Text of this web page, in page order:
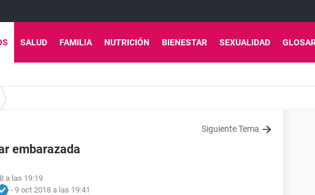
SALUD FAMILIA NUTRICIÓN BIENESTAR SEXUALIDAD
Siguiente Tema
embarazada
a las 19:19
- 9 oct 2018 a las 19:41